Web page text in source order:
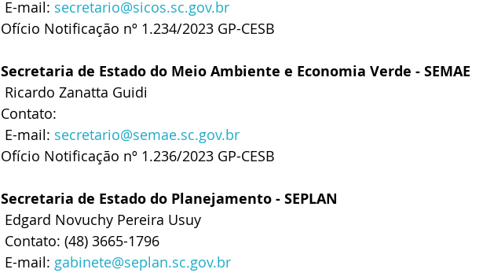
E-mail: secretario@sicos.sc.gov.br
Ofício Notificação nº 1.234/2023 GP-CESB
Secretaria de Estado do Meio Ambiente e Economia Verde - SEMAE
Ricardo Zanatta Guidi
Contato:
E-mail: secretario@semae.sc.gov.br
Ofício Notificação nº 1.236/2023 GP-CESB
Secretaria de Estado do Planejamento - SEPLAN
Edgard Novuchy Pereira Usuy
Contato: (48) 3665-1796
E-mail: gabinete@seplan.sc.gov.br